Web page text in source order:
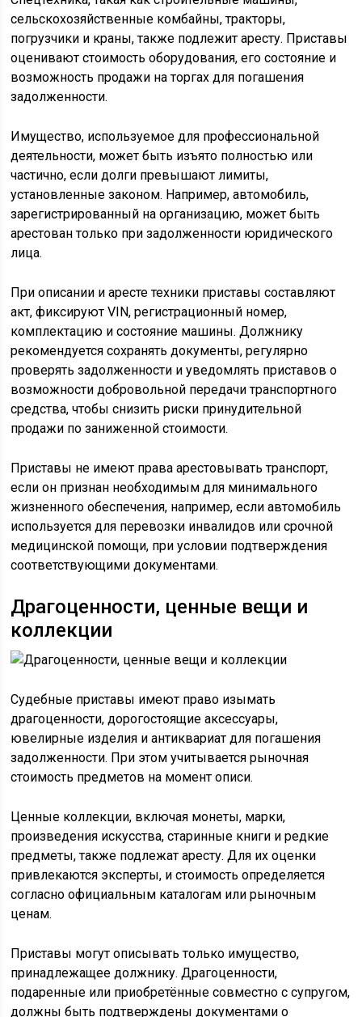
сельскохозяйственные комбайны, тракторы,
погрузчики и краны, также подлежит аресту. Приставы
оценивают стоимость оборудования, его состояние и
возможность продажи на торгах для погашения
задолженности.
Имущество, используемое для профессиональной
деятельности, может быть изъято полностью или
частично, если долги превышают лимиты,
установленные законом. Например, автомобиль,
зарегистрированный на организацию, может быть
арестован только при задолженности юридического
лица.
При описании и аресте техники приставы составляют
акт, фиксируют VIN, регистрационный номер,
комплектацию и состояние машины. Должнику
рекомендуется сохранять документы, регулярно
проверять задолженности и уведомлять приставов о
возможности добровольной передачи транспортного
средства, чтобы снизить риски принудительной
продажи по заниженной стоимости.
Приставы не имеют права арестовывать транспорт,
если он признан необходимым для минимального
жизненного обеспечения, например, если автомобиль
используется для перевозки инвалидов или срочной
медицинской помощи, при условии подтверждения
соответствующими документами.
Драгоценности, ценные вещи и
коллекции
Судебные приставы имеют право изымать
драгоценности, дорогостоящие аксессуары,
ювелирные изделия и антиквариат для погашения
задолженности. При этом учитывается рыночная
стоимость предметов на момент описи.
Ценные коллекции, включая монеты, марки,
произведения искусства, старинные книги и редкие
предметы, также подлежат аресту. Для их оценки
привлекаются эксперты, и стоимость определяется
согласно официальным каталогам или рыночным
ценам.
Приставы могут описывать только имущество,
принадлежащее должнику. Драгоценности,
подаренные или приобретённые совместно с супругом,
должны быть подтверждены документами о